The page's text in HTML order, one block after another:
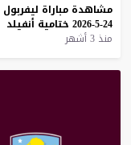
مشاهدة مباراة ليفربول
24-5-2026
ختامية أنفيلد
منذ 3 أشهر